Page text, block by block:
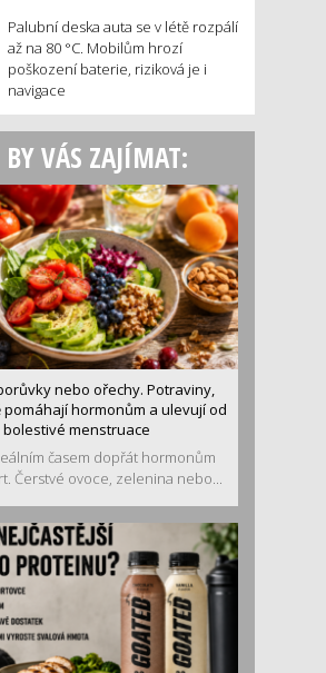
Palubní deska auta se v létě rozpálí
až na 80 °C. Mobilům hrozí
poškození baterie, riziková je i
navigace
VÁS ZAJÍMAT:
nebo ořechy. Potraviny,
pomáhají hormonům a ulevují od
bolestivé menstruace
časem dopřát hormonům
Čerstvé ovoce, zelenina nebo...